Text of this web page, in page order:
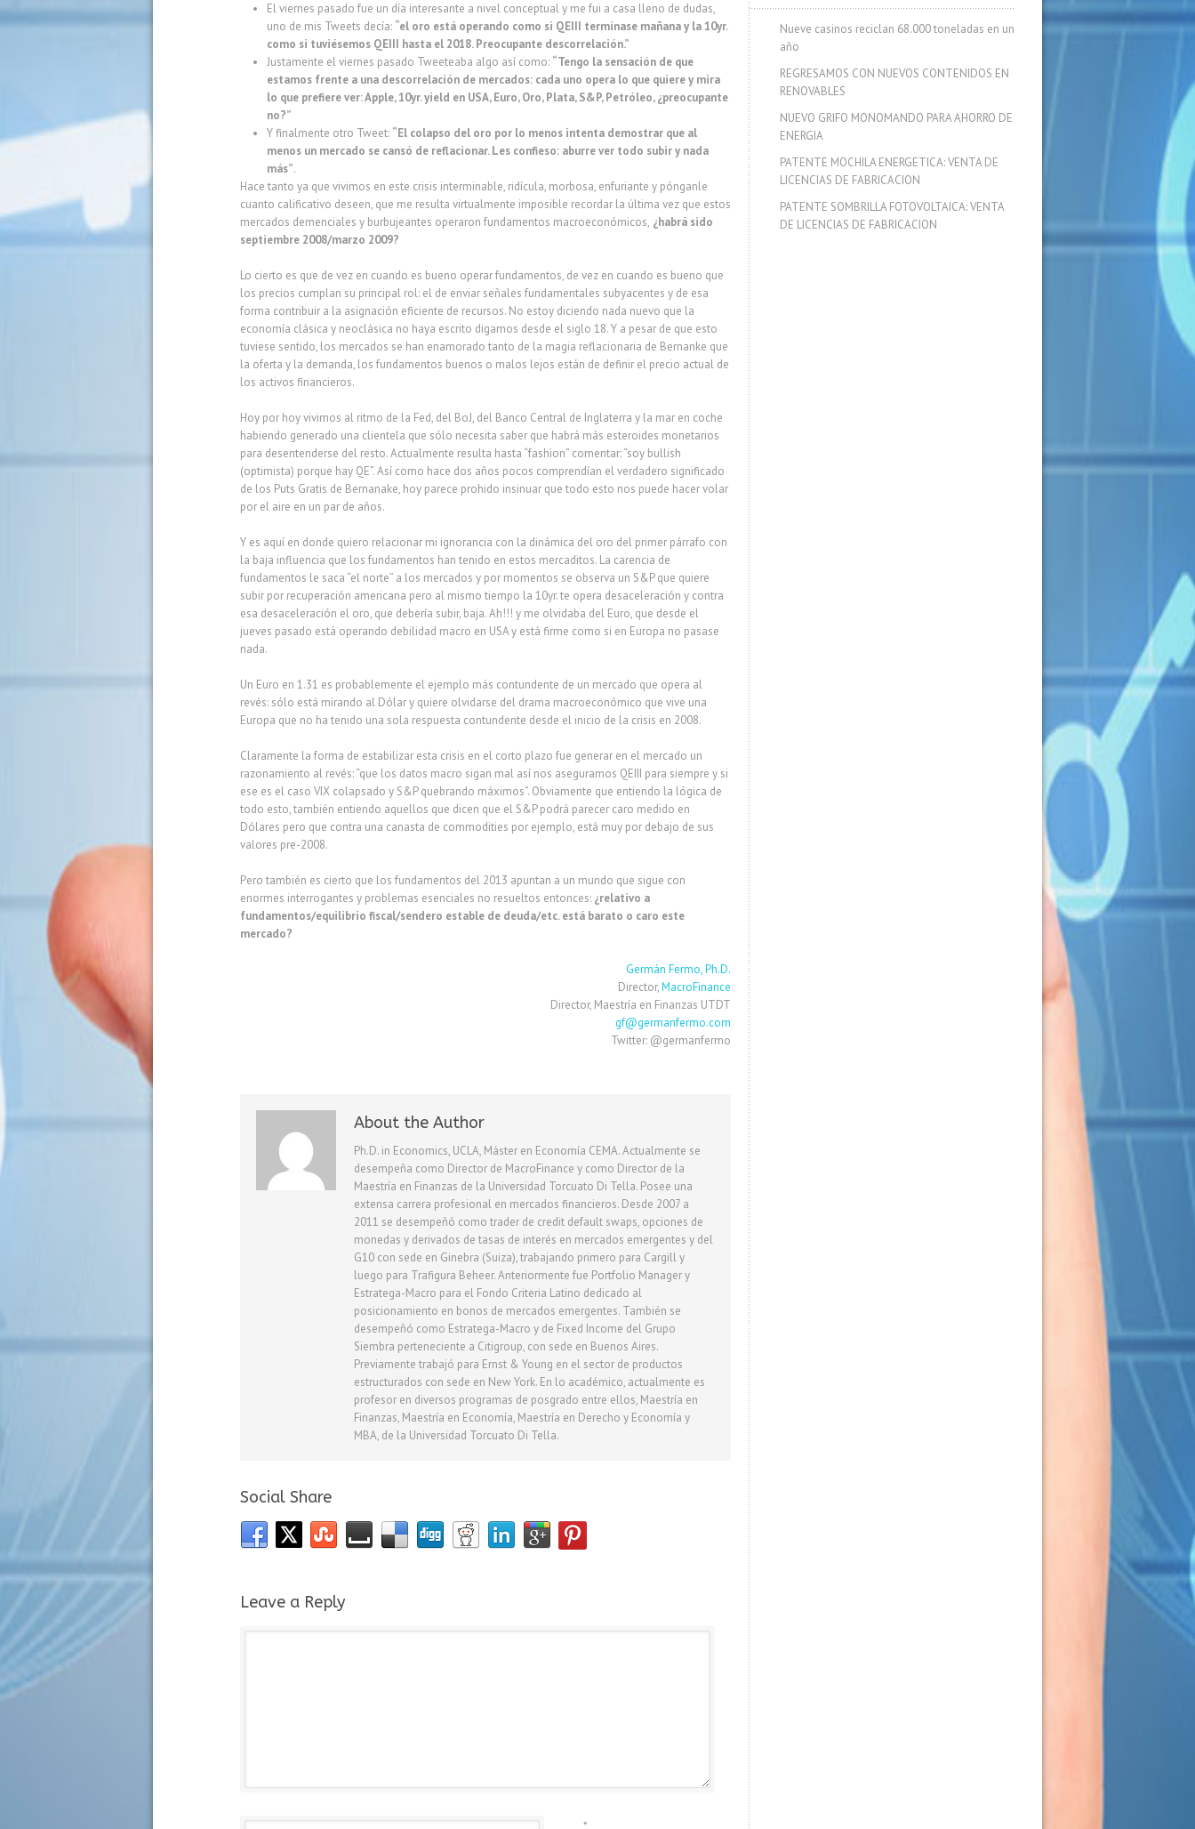
El viernes pasado fue un día interesante a nivel conceptual y me fui a casa lleno de dudas,
uno de mis Tweets decía: “el oro está operando como si QEIII terminase mañana y la 10yr.
como si tuviésemos QEIII hasta el 2018. Preocupante descorrelación.”
Justamente el viernes pasado Tweeteaba algo así como: “Tengo la sensación de que
estamos frente a una descorrelación de mercados: cada uno opera lo que quiere y mira
lo que prefiere ver: Apple, 10yr. yield en USA, Euro, Oro, Plata, S&P, Petróleo, ¿preocupante
no?”
Y finalmente otro Tweet: “El colapso del oro por lo menos intenta demostrar que al
menos un mercado se cansó de reflacionar. Les confieso: aburre ver todo subir y nada
más”.
Hace tanto ya que vivimos en este crisis interminable, ridícula, morbosa, enfuriante y pónganle
cuanto calificativo deseen, que me resulta virtualmente imposible recordar la última vez que estos
mercados demenciales y burbujeantes operaron fundamentos macroeconómicos, ¿habrá sido
septiembre 2008/marzo 2009?
Lo cierto es que de vez en cuando es bueno operar fundamentos, de vez en cuando es bueno que
los precios cumplan su principal rol: el de enviar señales fundamentales subyacentes y de esa
forma contribuir a la asignación eficiente de recursos. No estoy diciendo nada nuevo que la
economía clásica y neoclásica no haya escrito digamos desde el siglo 18. Y a pesar de que esto
tuviese sentido, los mercados se han enamorado tanto de la magia reflacionaria de Bernanke que
la oferta y la demanda, los fundamentos buenos o malos lejos están de definir el precio actual de
los activos financieros.
Hoy por hoy vivimos al ritmo de la Fed, del BoJ, del Banco Central de Inglaterra y la mar en coche
habiendo generado una clientela que sólo necesita saber que habrá más esteroides monetarios
para desentenderse del resto. Actualmente resulta hasta “fashion” comentar: “soy bullish
(optimista) porque hay QE”. Así como hace dos años pocos comprendían el verdadero significado
de los Puts Gratis de Bernanake, hoy parece prohido insinuar que todo esto nos puede hacer volar
por el aire en un par de años.
Y es aquí en donde quiero relacionar mi ignorancia con la dinámica del oro del primer párrafo con
la baja influencia que los fundamentos han tenido en estos mercaditos. La carencia de
fundamentos le saca “el norte” a los mercados y por momentos se observa un S&P que quiere
subir por recuperación americana pero al mismo tiempo la 10yr. te opera desaceleración y contra
esa desaceleración el oro, que debería subir, baja. Ah!!! y me olvidaba del Euro, que desde el
jueves pasado está operando debilidad macro en USA y está firme como si en Europa no pasase
nada.
Un Euro en 1.31 es probablemente el ejemplo más contundente de un mercado que opera al
revés: sólo está mirando al Dólar y quiere olvidarse del drama macroeconómico que vive una
Europa que no ha tenido una sola respuesta contundente desde el inicio de la crisis en 2008.
Claramente la forma de estabilizar esta crisis en el corto plazo fue generar en el mercado un
razonamiento al revés: “que los datos macro sigan mal así nos aseguramos QEIII para siempre y si
ese es el caso VIX colapsado y S&P quebrando máximos”. Obviamente que entiendo la lógica de
todo esto, también entiendo aquellos que dicen que el S&P podrá parecer caro medido en
Dólares pero que contra una canasta de commodities por ejemplo, está muy por debajo de sus
valores pre-2008.
Pero también es cierto que los fundamentos del 2013 apuntan a un mundo que sigue con
enormes interrogantes y problemas esenciales no resueltos entonces: ¿relativo a
fundamentos/equilibrio fiscal/sendero estable de deuda/etc. está barato o caro este
mercado?
Germán Fermo, Ph.D.
Director,MacroFinance
Director, Maestría en Finanzas UTDT
gf@germanfermo.com
Twitter: @germanfermo
About the Author
Ph.D. in Economics, UCLA, Máster en Economía CEMA. Actualmente se
desempeña como Director de MacroFinance y como Director de la
Maestría en Finanzas de la Universidad Torcuato Di Tella. Posee una
extensa carrera profesional en mercados financieros. Desde 2007 a
2011 se desempeñó como trader de credit default swaps, opciones de
monedas y derivados de tasas de interés en mercados emergentes y del
G10 con sede en Ginebra (Suiza), trabajando primero para Cargill y
luego para Trafigura Beheer. Anteriormente fue Portfolio Manager y
Estratega-Macro para el Fondo Criteria Latino dedicado al
posicionamiento en bonos de mercados emergentes. También se
desempeñó como Estratega-Macro y de Fixed Income del Grupo
Siembra perteneciente a Citigroup, con sede en Buenos Aires.
Previamente trabajó para Ernst & Young en el sector de productos
estructurados con sede en New York. En lo académico, actualmente es
profesor en diversos programas de posgrado entre ellos, Maestría en
Finanzas, Maestría en Economía, Maestría en Derecho y Economía y
MBA, de la Universidad Torcuato Di Tella.
Social Share
Leave a Reply
*
Nueve casinos reciclan 68.000 toneladas en un
año
REGRESAMOS CON NUEVOS CONTENIDOS EN
RENOVABLES
NUEVO GRIFO MONOMANDO PARA AHORRO DE
ENERGIA
PATENTE MOCHILA ENERGETICA: VENTA DE
LICENCIAS DE FABRICACION
PATENTE SOMBRILLA FOTOVOLTAICA: VENTA
DE LICENCIAS DE FABRICACION